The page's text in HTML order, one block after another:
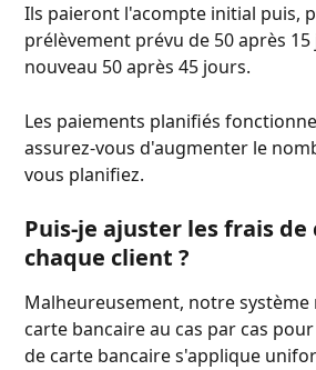
Ils paieront l'acompte initial puis,
prélèvement prévu de 50 après
nouveau 50 après 45 jours.
Les paiements planifiés
assurez-vous d'augmenter le
vous planifiez.
Puis-je ajuster les frais
chaque client ?
Malheureusement, notre
carte bancaire au cas par cas
de carte bancaire s'applique